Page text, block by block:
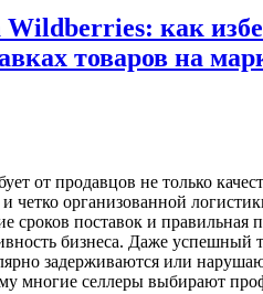
как
товаров на
от продавцов не только
четко организованной
сроков поставок и правильная
бизнеса. Даже успешный
задерживаются или
многие селлеры выбирают